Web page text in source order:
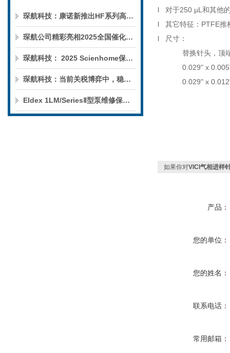
琛航科技：康诺新推出HF系列高压恒流泵
琛航公司精彩亮相2025全国催化学术会议
琛航科技： 2025 Scienhome保护柱年中赠送活动
琛航科技：当前关税博弈中，稳定的货源可解您燃眉之急
Eldex 1LM/SeriesⅡ型泵维修保养服务
l
对于250 µL 和其他
l
其它特征： PTFE推
l
尺寸：
替换针头，顶
0.029" x
0.029" x
如果你对VICI气相进样
产品：
您的单位：
您的姓名：
联系电话：
常用邮箱：